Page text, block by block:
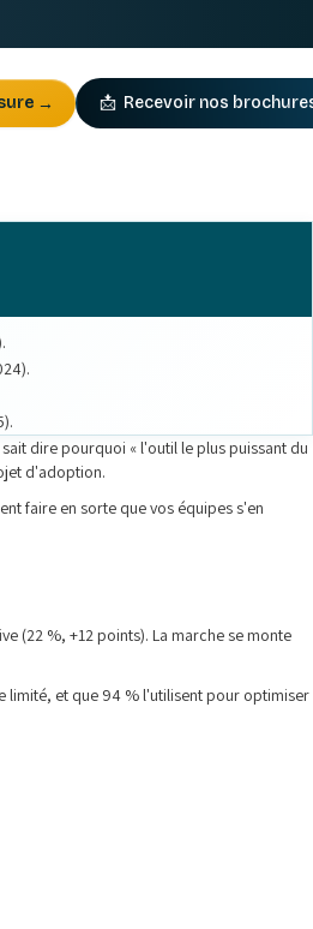
→ 📩 Recevoir nos
dire pourquoi « l'outil le plus puissant du
d'adoption.
faire en sorte que vos équipes s'en
(22 %, +12 points). La marche se monte
limité, et que 94 % l'utilisent pour optimiser